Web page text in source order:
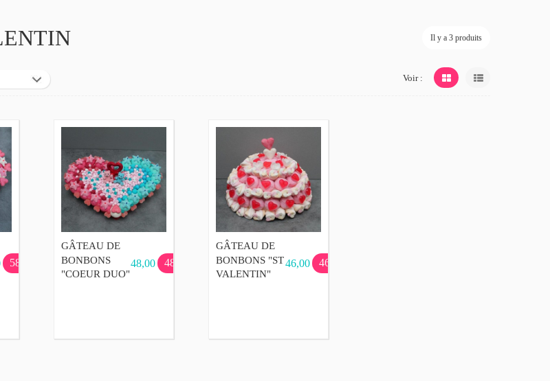
Il y a 3 produits
Voir :
58,00 €
GÂTEAU DE
BONBONS
"COEUR DUO"
48,00 € 48,00 €
GÂTEAU DE
BONBONS "ST
VALENTIN"
46,00 € 46,00 €